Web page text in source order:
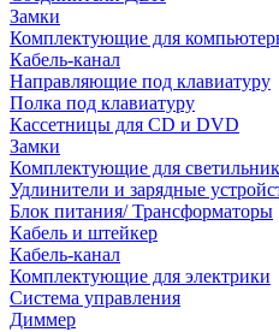
Замки
Комплектующие для
Кабель-канал
Направляющие под клавиатуру
Полка под клавиатуру
Кассетницы для CD и DVD
Замки
Комплектующие для
Удлинители и зарядные
Блок питания/ Трансформаторы
Кабель и штейкер
Кабель-канал
Комплектующие для электрики
Система управления
Диммер